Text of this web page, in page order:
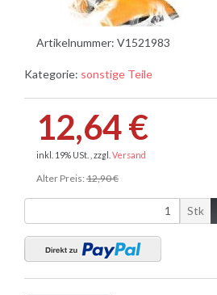
Artikelnummer: V1521983
Kategorie: sonstige Teile
12,64 €
inkl. 19% USt. , zzgl. Versand
Alter Preis: 12,90 €
Stk